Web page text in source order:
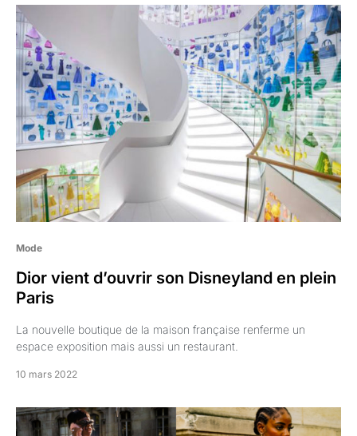
Mode
Dior vient d’ouvrir son Disneyland en plein
Paris
La nouvelle boutique de la maison française renferme un
espace exposition mais aussi un restaurant.
10 mars 2022